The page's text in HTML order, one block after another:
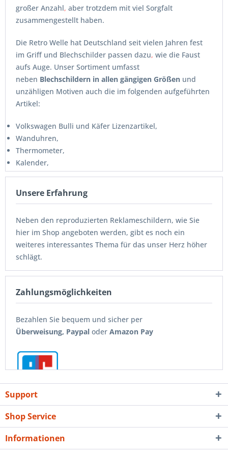
Zahlungsmöglichkeiten
Bezahlen Sie bequem und sicher per
Überweisung, Paypal oder Amazon Pay
Unsere Erfahrung
Neben den reproduzierten Reklameschildern, wie Sie
hier im Shop angeboten werden, gibt es noch ein
weiteres interessantes Thema für das unser Herz höher
schlägt.
1880 bis 1970 in Form von Blechschildern und
Emailschildern,Türschildern oder historischen
Warenautomaten.
großer Anzahl, aber trotzdem mit viel Sorgfalt
zusammengestellt haben.
Die Retro Welle hat Deutschland seit vielen Jahren fest
im Griff und Blechschilder passen dazu, wie die Faust
aufs Auge. Unser Sortiment umfasst
neben Blechschildern in allen gängigen Größen und
unzähligen Motiven auch die im folgenden aufgeführten
Artikel:
Volkswagen Bulli und Käfer Lizenzartikel,
Wanduhren,
Thermometer,
Kalender,
diverse Magnete und Magnetsets,
Automagnete,
Straßenschilder und Straßenschild-Magnete
Blechpostkarten,
Mintdosen,
Schilder aus Holz und Metall mit diversen Themen zu
Haustieren, Berufen et cetera
Blechdosen wie z.B. zur Fußball Bundesliga,
Flaschenuhren,
und noch vieles mehr.
Support
Shop Service
Informationen